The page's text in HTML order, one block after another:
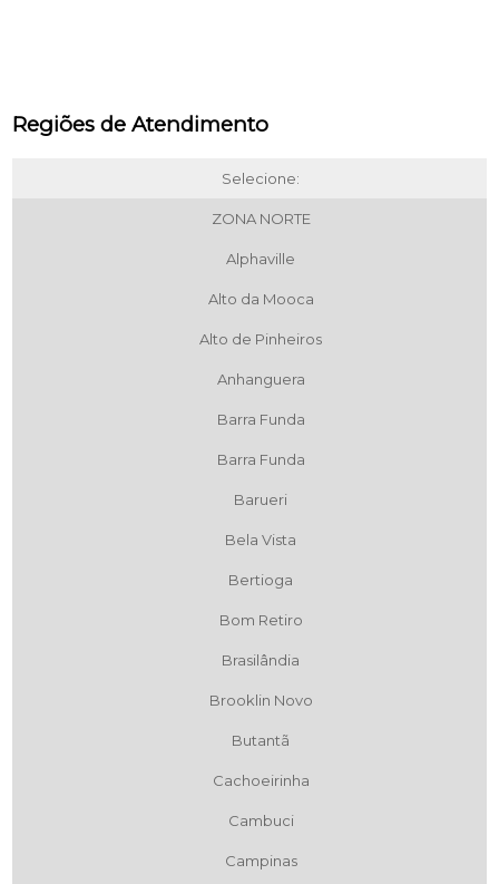
Regiões de Atendimento
Selecione:
ZONA NORTE
Alphaville
Alto da Mooca
Alto de Pinheiros
Anhanguera
Barra Funda
Barra Funda
Barueri
Bela Vista
Bertioga
Bom Retiro
Brasilândia
Brooklin Novo
Butantã
Cachoeirinha
Cambuci
Campinas